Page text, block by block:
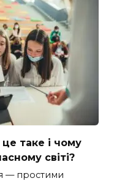
таке і чому
світі?
— простими